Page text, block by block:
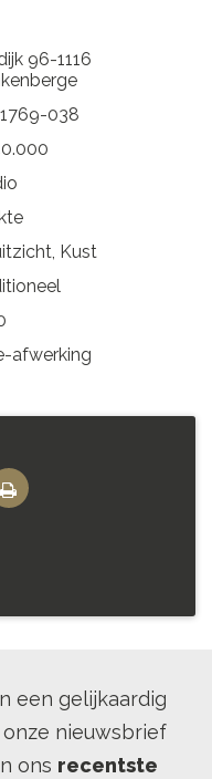
96-1116
038
Kust
afwerking
een gelijkaardig
nieuwsbrief
ons recentste